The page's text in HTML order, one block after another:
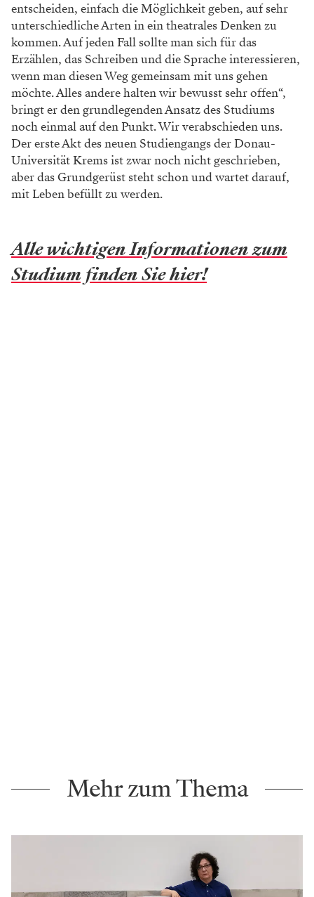
entscheiden, einfach die Möglichkeit geben, auf sehr
unterschiedliche Arten in ein theatrales Denken zu
kommen. Auf jeden Fall sollte man sich für das
Erzählen, das Schreiben und die Sprache interessieren,
wenn man diesen Weg gemeinsam mit uns gehen
möchte. Alles andere halten wir bewusst sehr offen“,
bringt er den grundlegenden Ansatz des Studiums
noch einmal auf den Punkt. Wir verabschieden uns.
Der erste Akt des neuen Studiengangs der Donau-
Universität Krems ist zwar noch nicht geschrieben,
aber das Grundgerüst steht schon und wartet darauf,
mit Leben befüllt zu werden.
Alle wichtigen Informationen zum
Studium finden Sie hier!
Mehr zum Thema